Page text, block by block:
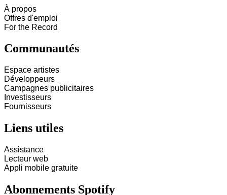
À propos
Offres d'emploi
For the Record
Communautés
Espace artistes
Développeurs
Campagnes publicitaires
Investisseurs
Fournisseurs
Liens utiles
Assistance
Lecteur web
Appli mobile gratuite
Abonnements Spotify